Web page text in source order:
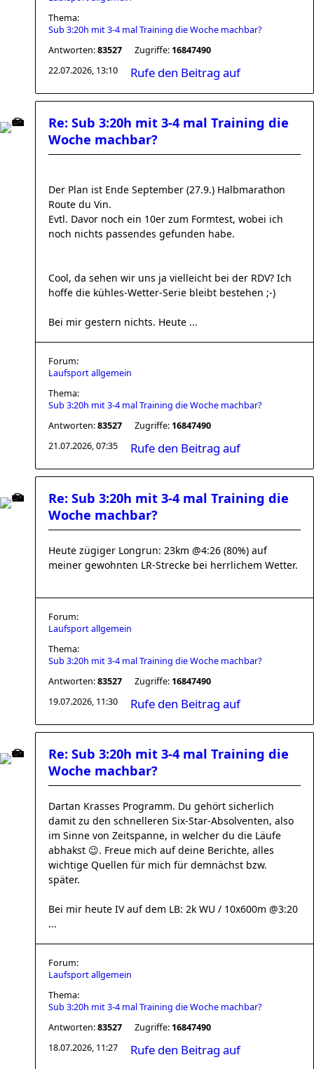
Thema:
Sub 3:20h mit 3-4 mal Training die Woche machbar?
Antworten:83527 Zugriffe: 16847490
22.07.2026, 13:10
Rufe den Beitrag auf
Re: Sub 3:20h mit 3-4 mal Training die
Woche machbar?
Der Plan ist Ende September (27.9.) Halbmarathon
Route du Vin.
Evtl. Davor noch ein 10er zum Formtest, wobei ich
noch nichts passendes gefunden habe.
Cool, da sehen wir uns ja vielleicht bei der RDV? Ich
hoffe die kühles-Wetter-Serie bleibt bestehen ;-)
Bei mir gestern nichts. Heute ...
Forum:
Laufsport allgemein
Thema:
Sub 3:20h mit 3-4 mal Training die Woche machbar?
Antworten:83527 Zugriffe: 16847490
21.07.2026, 07:35
Rufe den Beitrag auf
Re: Sub 3:20h mit 3-4 mal Training die
Woche machbar?
Heute zügiger Longrun: 23km @4:26 (80%) auf
meiner gewohnten LR-Strecke bei herrlichem Wetter.
Forum:
Laufsport allgemein
Thema:
Sub 3:20h mit 3-4 mal Training die Woche machbar?
Antworten:83527 Zugriffe: 16847490
19.07.2026, 11:30
Rufe den Beitrag auf
Re: Sub 3:20h mit 3-4 mal Training die
Woche machbar?
Dartan Krasses Programm. Du gehört sicherlich
damit zu den schnelleren Six-Star-Absolventen, also
im Sinne von Zeitspanne, in welcher du die Läufe
abhakst 😉. Freue mich auf deine Berichte, alles
wichtige Quellen für mich für demnächst bzw.
später.
Bei mir heute IV auf dem LB: 2k WU / 10x600m @3:20
...
Forum:
Laufsport allgemein
Thema:
Sub 3:20h mit 3-4 mal Training die Woche machbar?
Antworten:83527 Zugriffe: 16847490
18.07.2026, 11:27
Rufe den Beitrag auf